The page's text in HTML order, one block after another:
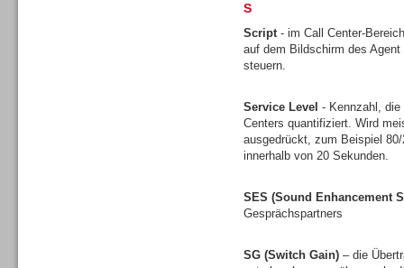
S
Script- im Call Center-
auf dem Bildschirm des
steuern.
Service Level - Kennzahl,
Centers quantifiziert. Wird
ausgedrückt, zum Beispiel
innerhalb von 20 Sekunden.
SES (Sound Enhancement
Gesprächspartners
SG (Switch Gain) – die